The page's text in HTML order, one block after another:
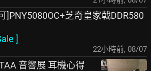
]PNY5080OC+芝奇皇家戟DDR580
]
22小時前, 08/07
音響展 耳機心得